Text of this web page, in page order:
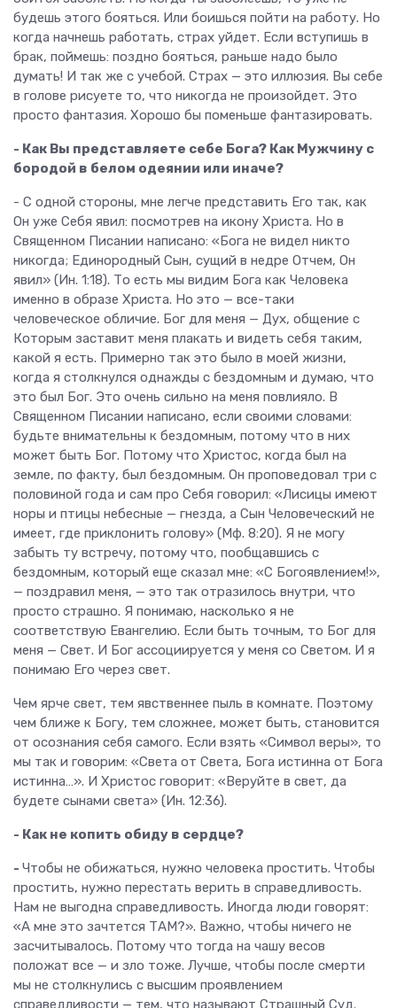
будешь этого бояться. Или боишься пойти на работу. Но
когда начнешь работать, страх уйдет. Если вступишь в
брак, поймешь: поздно бояться, раньше надо было
думать! И так же с учебой. Страх — это иллюзия. Вы себе
в голове рисуете то, что никогда не произойдет. Это
просто фантазия. Хорошо бы поменьше фантазировать.
- Как Вы представляете себе Бога? Как Мужчину с
бородой в белом одеянии или иначе?
- С одной стороны, мне легче представить Его так, как
Он уже Себя явил: посмотрев на икону Христа. Но в
Священном Писании написано: «Бога не видел никто
никогда; Единородный Сын, сущий в недре Отчем, Он
явил» (Ин. 1:18). То есть мы видим Бога как Человека
именно в образе Христа. Но это — все-таки
человеческое обличие. Бог для меня — Дух, общение с
Которым заставит меня плакать и видеть себя таким,
какой я есть. Примерно так это было в моей жизни,
когда я столкнулся однажды с бездомным и думаю, что
это был Бог. Это очень сильно на меня повлияло. В
Священном Писании написано, если своими словами:
будьте внимательны к бездомным, потому что в них
может быть Бог. Потому что Христос, когда был на
земле, по факту, был бездомным. Он проповедовал три с
половиной года и сам про Себя говорил: «Лисицы имеют
норы и птицы небесные — гнезда, а Сын Человеческий не
имеет, где приклонить голову» (Мф. 8:20). Я не могу
забыть ту встречу, потому что, пообщавшись с
бездомным, который еще сказал мне: «С Богоявлением!»,
— поздравил меня, — это так отразилось внутри, что
просто страшно. Я понимаю, насколько я не
соответствую Евангелию. Если быть точным, то Бог для
меня — Свет. И Бог ассоциируется у меня со Светом. И я
понимаю Его через свет.
Чем ярче свет, тем явственнее пыль в комнате. Поэтому
чем ближе к Богу, тем сложнее, может быть, становится
от осознания себя самого. Если взять «Символ веры», то
мы так и говорим: «Света от Света, Бога истинна от Бога
истинна…». И Христос говорит: «Веруйте в свет, да
будете сынами света» (Ин. 12:36).
- Как не копить обиду в сердце?
- Чтобы не обижаться, нужно человека простить. Чтобы
простить, нужно перестать верить в справедливость.
Нам не выгодна справедливость. Иногда люди говорят:
«А мне это зачтется ТАМ?». Важно, чтобы ничего не
засчитывалось. Потому что тогда на чашу весов
положат все — и зло тоже. Лучше, чтобы после смерти
мы не столкнулись с высшим проявлением
справедливости — тем, что называют Страшный Суд.